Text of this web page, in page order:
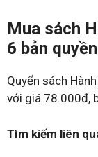
Mua sách
6 bản
Quyển sách
với giá 78.000đ,
Tìm kiếm liên